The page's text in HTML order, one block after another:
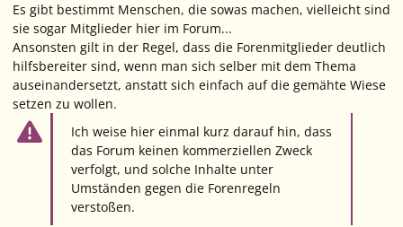
Es gibt bestimmt Menschen, die sowas machen, vielleicht sind
sie sogar Mitglieder hier im Forum...
Ansonsten gilt in der Regel, dass die Forenmitglieder deutlich
hilfsbereiter sind, wenn man sich selber mit dem Thema
auseinandersetzt, anstatt sich einfach auf die gemähte Wiese
setzen zu wollen.
Ich weise hier einmal kurz darauf hin, dass
das Forum keinen kommerziellen Zweck
verfolgt, und solche Inhalte unter
Umständen gegen die Forenregeln
verstoßen.